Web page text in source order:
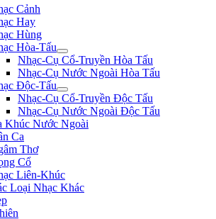
Cảnh
Hay
Hùng
Hòa-Tấu
Nhạc-Cụ Cổ-Truyền Hòa Tấu
Nhạc-Cụ Nước Ngoài Hòa Tấu
Độc-Tấu
Nhạc-Cụ Cổ-Truyền Độc Tấu
Nhạc-Cụ Nước Ngoài Độc Tấu
Khúc Nước Ngoài
Ca
Thơ
Cổ
Liên-Khúc
Loại Nhạc Khác